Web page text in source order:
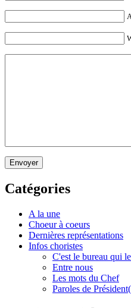
Envoyer
Catégories
A la une
Choeur à coeurs
Dernières représentations
Infos choristes
C'est le bureau qui
Entre nous
Les mots du Chef
Paroles de